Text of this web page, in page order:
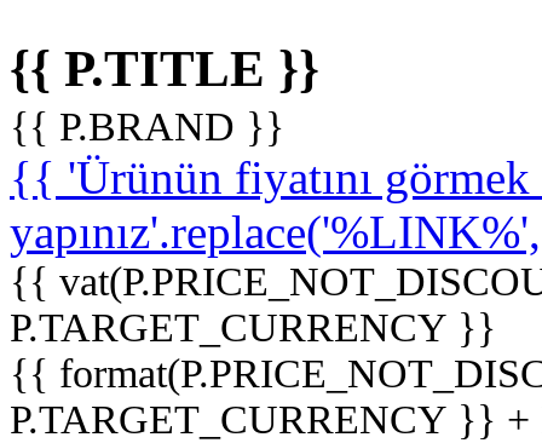
{{ P.TITLE }}
{{ P.BRAND }}
{{ 'Ürünün fiyatını
{{
P.TARGET_CURRENCY }}
{{
P.TARGET_CURRENCY }}